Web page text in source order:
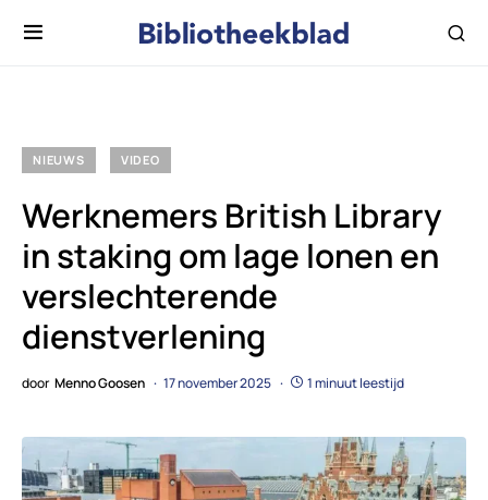
NIEUWS VIDEO
Werknemers British Library
in staking om lage lonen en
verslechterende
dienstverlening
door Menno Goosen 17 november 2025 1 minuut leestijd